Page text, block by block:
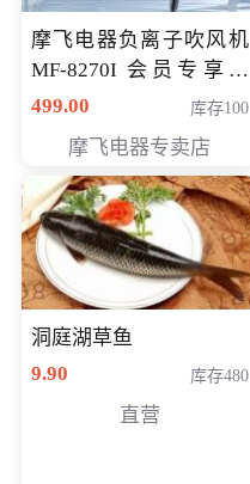
摩飞电器负离子吹风机
MF-8270I 会员专享价
369元
499.00 库存100
摩飞电器专卖店
洞庭湖草鱼
9.90
库存480
直营